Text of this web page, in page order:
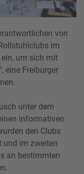
von
im
um sich mit
eine Freiburger
unter dem
informativen
den Clubs
und im zweiten
an bestimmten